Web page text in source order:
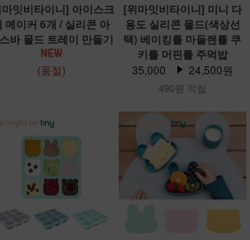
잇비타이니] 아이스크
메이커 6개 / 실리콘 아
바 몰드 트레이 만들기
(품절)
[위마잇비타이니] 미니 다
용도 실리콘 몰드(색상선
택) 베이킹틀 마들렌틀 쿠
키틀 머핀틀 주먹밥
35,000 24,500원
490원 적립